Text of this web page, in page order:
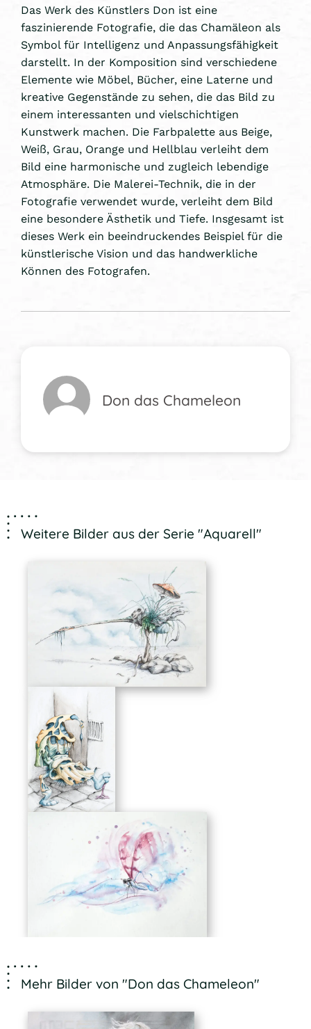
Das Werk des Künstlers Don ist eine
faszinierende Fotografie, die das Chamäleon als
Symbol für Intelligenz und Anpassungsfähigkeit
darstellt. In der Komposition sind verschiedene
Elemente wie Möbel, Bücher, eine Laterne und
kreative Gegenstände zu sehen, die das Bild zu
einem interessanten und vielschichtigen
Kunstwerk machen. Die Farbpalette aus Beige,
Weiß, Grau, Orange und Hellblau verleiht dem
Bild eine harmonische und zugleich lebendige
Atmosphäre. Die Malerei-Technik, die in der
Fotografie verwendet wurde, verleiht dem Bild
eine besondere Ästhetik und Tiefe. Insgesamt ist
dieses Werk ein beeindruckendes Beispiel für die
künstlerische Vision und das handwerkliche
Können des Fotografen.
Don das Chameleon
Weitere Bilder aus der Serie "Aquarell"
Mehr Bilder von "Don das Chameleon"